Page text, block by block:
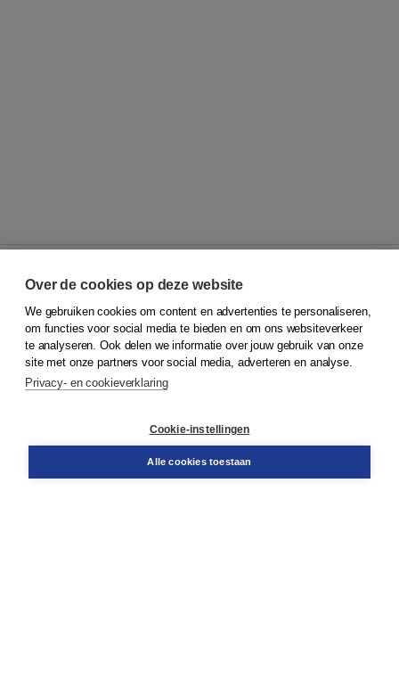
© 2026Koninklijke Boom uitgevers
Klantenservice
Service & informatie
Contact
Over de cookies op deze website
We gebruiken cookies om content en advertenties te personaliseren,
om functies voor social media te bieden en om ons websiteverkeer
te analyseren. Ook delen we informatie over jouw gebruik van onze
site met onze partners voor social media, adverteren en analyse.
Privacy- en cookieverklaring
Cookie-instellingen
Alle cookies toestaan